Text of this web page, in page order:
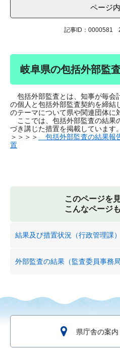
ページ
記事ID：0000581
岐阜県の包括外部監
包括外部監査とは、知事が毎会
の個人と包括外部監査契約を締結
のテーマについて県や関連団体に
ここでは、包括外部監査の結果
づき講じた措置を掲載しています。
＞＞＞＞
包括外部監査の結果報
置
このページを
こんなページ
結果及び措置状況（行政管理課）
外部監査の結果（監査委員事務局
県庁舎の案